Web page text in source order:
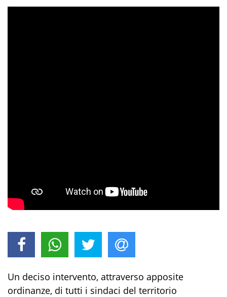
Un deciso intervento, attraverso apposite
ordinanze, di tutti i sindaci del territorio